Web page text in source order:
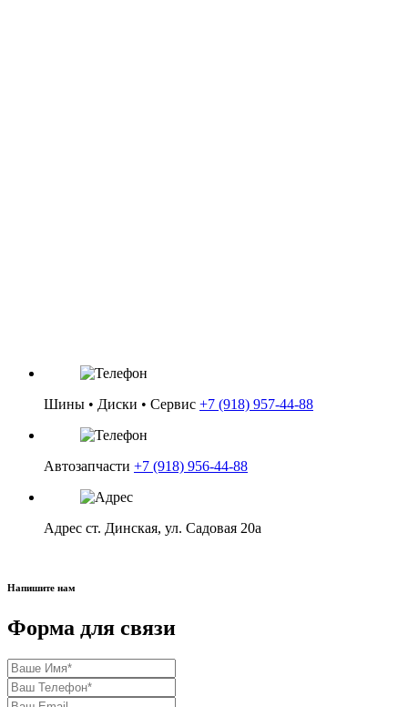
в корзину
Шины • Диски • Сервис +7 (918) 957-44-88
Автозапчасти +7 (918) 956-44-88
Адрес ст. Динская, ул. Садовая 20а
Напишите нам
Форма для связи